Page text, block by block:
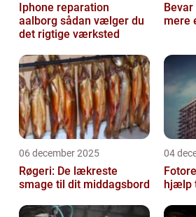
Iphone reparation
aalborg sådan vælger du
det rigtige værksted
mere
06 december 2025
Røgeri: De lækreste
smage til dit middagsbord
04
hjælp